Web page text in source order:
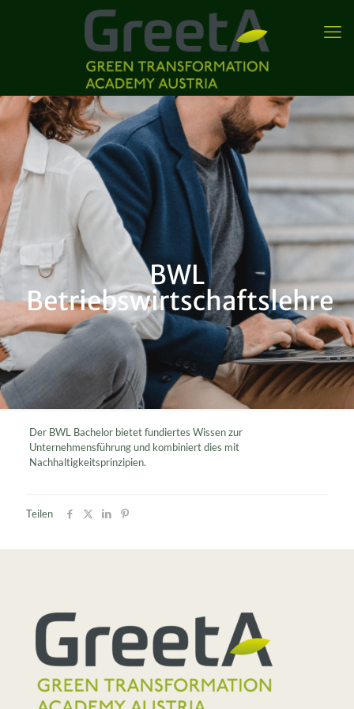
BWL
Betriebswirtschaftslehre
Der BWL Bachelor bietet fundiertes Wissen zur
Unternehmensführung und kombiniert dies mit
Nachhaltigkeitsprinzipien.
Teilen